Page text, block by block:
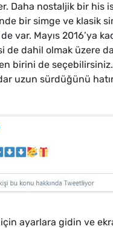
Daha nostaljik bir his
bir simge ve klasik
var. Mayıs 2016’ya
de dahil olmak üzere
birini de
uzun sürdüğünü
ayarlara gidin ve